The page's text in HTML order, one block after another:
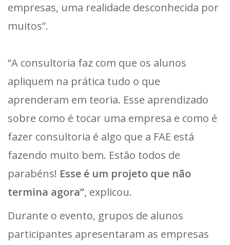
empresas, uma realidade desconhecida por
muitos”.
“A consultoria faz com que os alunos
apliquem na prática tudo o que
aprenderam em teoria. Esse aprendizado
sobre como é tocar uma empresa e como é
fazer consultoria é algo que a FAE está
fazendo muito bem. Estão todos de
parabéns! Esse é um projeto que não
termina agora”, explicou.
Durante o evento, grupos de alunos
participantes apresentaram as empresas